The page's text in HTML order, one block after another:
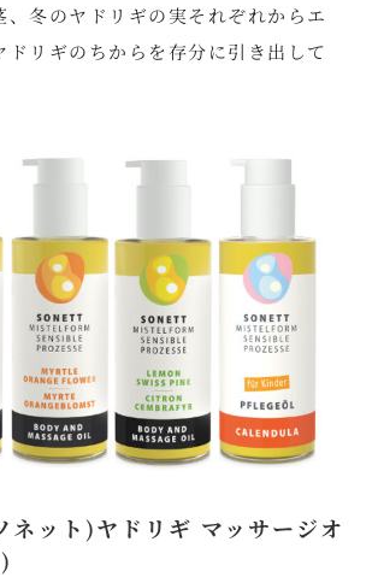
、冬のヤドリギの実それぞれからエ
ドリギのちからを存分に引き出して
ット)ヤドリギ マッサージオ